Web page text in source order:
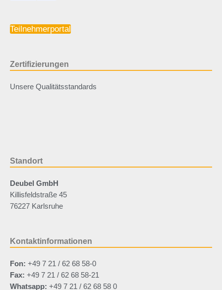
Teilnehmerportal
Zertifizierungen
Unsere Qualitätsstandards
Standort
Deubel GmbH
Killisfeldstraße 45
76227 Karlsruhe
Kontaktinformationen
Fon: +49 7 21 / 62 68 58-0
Fax: +49 7 21 / 62 68 58-21
Whatsapp: +49 7 21 / 62 68 58 0